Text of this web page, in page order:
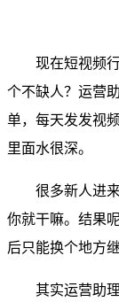
现在短视频
个不缺人？运营
单，每天发发视
里面水很深。
很多新人进
你就干嘛。结果
后只能换个地方
其实运营助